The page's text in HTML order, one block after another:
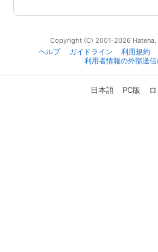
Copyright (C) 2001-2026 Hatena.
ヘルプ
ガイドライン 利用規約
利用者情報の外部送
日本語 PC版